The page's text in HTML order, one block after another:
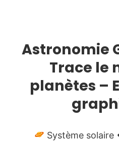
Astronomie
Trace le
planètes –
Système solaire